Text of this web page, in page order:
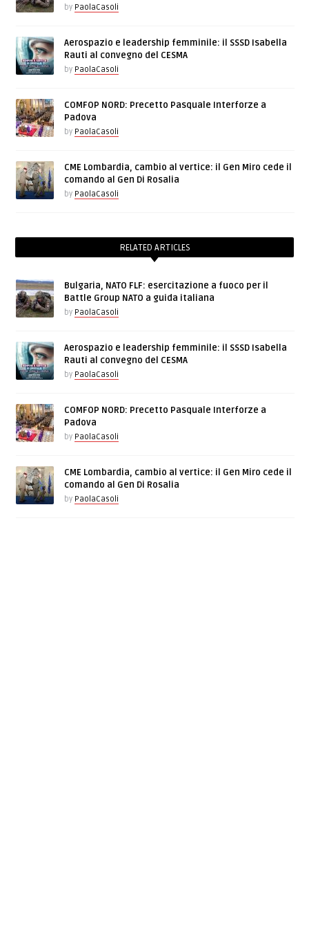
by PaolaCasoli
Aerospazio e leadership femminile: il SSSD Isabella
Rauti al convegno del CESMA
by PaolaCasoli
COMFOP NORD: Precetto Pasquale Interforze a
Padova
by PaolaCasoli
CME Lombardia, cambio al vertice: il Gen Miro cede il
comando al Gen Di Rosalia
by PaolaCasoli
RELATED ARTICLES
Bulgaria, NATO FLF: esercitazione a fuoco per il
Battle Group NATO a guida italiana
by PaolaCasoli
Aerospazio e leadership femminile: il SSSD Isabella
Rauti al convegno del CESMA
by PaolaCasoli
COMFOP NORD: Precetto Pasquale Interforze a
Padova
by PaolaCasoli
CME Lombardia, cambio al vertice: il Gen Miro cede il
comando al Gen Di Rosalia
by PaolaCasoli